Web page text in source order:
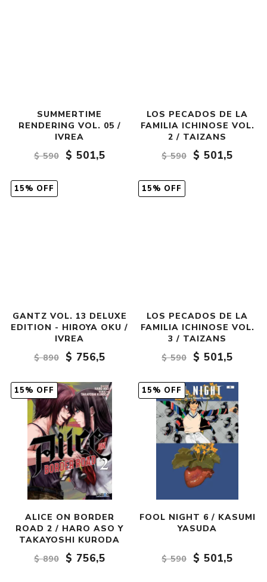
SUMMERTIME
RENDERING VOL. 05 /
IVREA
$ 590
$ 501,5
LOS PECADOS DE LA
FAMILIA ICHINOSE VOL.
2 / TAIZANS
$ 590
$ 501,5
15% OFF
GANTZ VOL. 13 DELUXE
EDITION - HIROYA OKU /
IVREA
$ 890
$ 756,5
15% OFF
LOS PECADOS DE LA
FAMILIA ICHINOSE VOL.
3 / TAIZANS
$ 590
$ 501,5
15% OFF
ALICE ON BORDER
ROAD 2 / HARO ASO Y
TAKAYOSHI KURODA
$ 890
$ 756,5
15% OFF
FOOL NIGHT 6 / KASUMI
YASUDA
$ 590 $ 501,5